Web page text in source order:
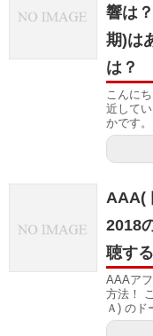
響は
期)は
は？
こんに
近して
かです
AAA(
2018
聴す
AAAア
方法！
Ａ) のド